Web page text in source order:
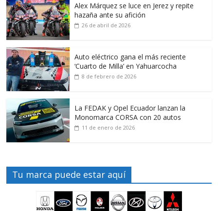
Alex Márquez se luce en Jerez y repite
hazaña ante su afición
26 de abril de 2026
Auto eléctrico gana el más reciente
‘Cuarto de Milla’ en Yahuarcocha
8 de febrero de 2026
La FEDAK y Opel Ecuador lanzan la
Monomarca CORSA con 20 autos
11 de enero de 2026
Tu marca puede estar aquí